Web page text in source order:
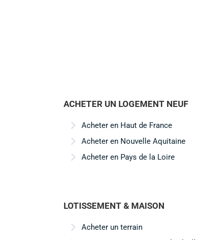
ACHETER UN LOGEMENT NEUF
Acheter en Haut de France
Acheter en Nouvelle Aquitaine
Acheter en Pays de la Loire
LOTISSEMENT & MAISON
Acheter un terrain